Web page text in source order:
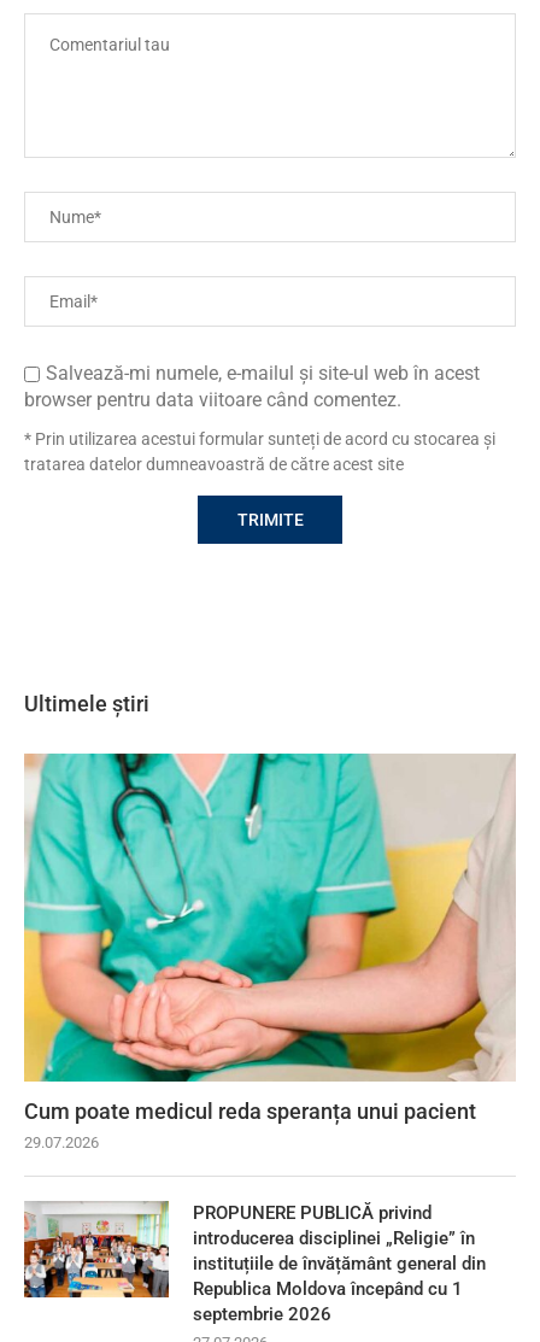
Salvează-mi numele, e-mailul și site-ul web în acest
browser pentru data viitoare când comentez.
* Prin utilizarea acestui formular sunteți de acord cu stocarea și
tratarea datelor dumneavoastră de către acest site
Ultimele știri
Cum poate medicul reda speranța unui pacient
29.07.2026
PROPUNERE PUBLICĂ privind
introducerea disciplinei „Religie” în
instituțiile de învățământ general din
Republica Moldova începând cu 1
septembrie 2026